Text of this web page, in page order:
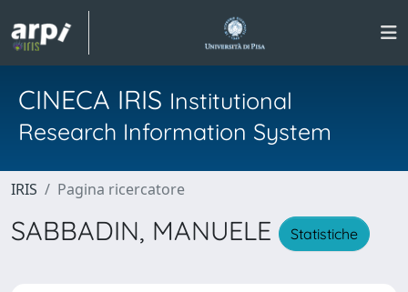
CINECA IRIS Institutional
Research Information System
IRIS Pagina ricercatore
SABBADIN, MANUELE Statistiche